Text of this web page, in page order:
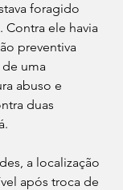
foragido
Contra ele havia
preventiva
uma
abuso e
duas
a localização
após troca de